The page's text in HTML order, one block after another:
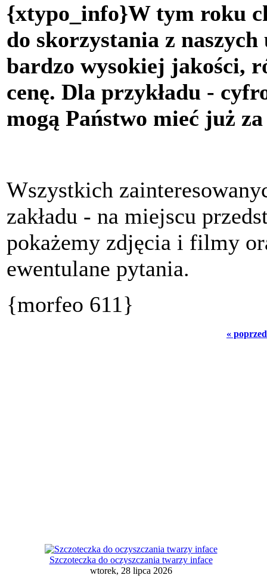
{xtypo_info}W tym roku
do skorzystania z
bardzo wysokiej jakości,
cenę. Dla przykładu -
mogą Państwo mieć już
Wszystkich
zakładu - na miejscu
pokażemy zdjęcia i filmy
ewentulane pytania.
{morfeo 611}
«
Szczoteczka do oczyszczania twarzy inface
wtorek, 28 lipca 2026